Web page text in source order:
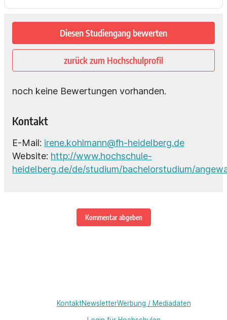
Diesen Studiengang bewerten
zurück zum Hochschulprofil
noch keine Bewertungen vorhanden.
Kontakt
E-Mail: irene.kohlmann@fh-heidelberg.de
Website: http://www.hochschule-
heidelberg.de/de/studium/bachelorstudium/
Kommentar abgeben
KontaktNewsletterWerbung / Mediadaten